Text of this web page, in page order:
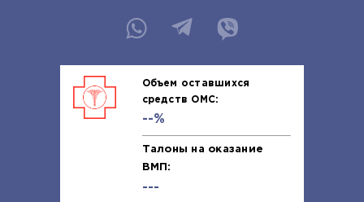
Объем оставшихся
средств ОМС:
--%
Талоны на оказание
ВМП:
---